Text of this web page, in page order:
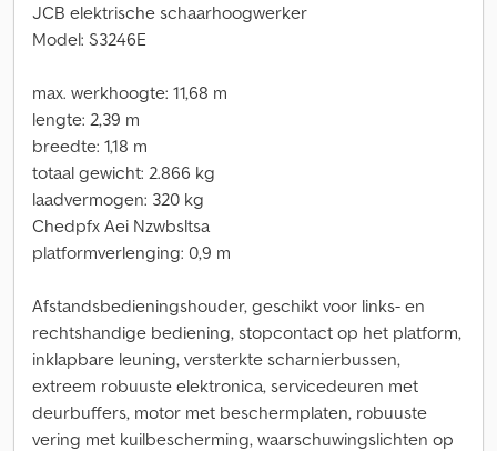
JCB elektrische schaarhoogwerker
Model: S3246E
max. werkhoogte: 11,68 m
lengte: 2,39 m
breedte: 1,18 m
totaal gewicht: 2.866 kg
laadvermogen: 320 kg
Chedpfx Aei Nzwbsltsa
platformverlenging: 0,9 m
Afstandsbedieningshouder, geschikt voor links- en
rechtshandige bediening, stopcontact op het platform,
inklapbare leuning, versterkte scharnierbussen,
extreem robuuste elektronica, servicedeuren met
deurbuffers, motor met beschermplaten, robuuste
vering met kuilbescherming, waarschuwingslichten op